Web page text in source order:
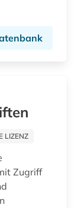
LIZENZ
Zugriff